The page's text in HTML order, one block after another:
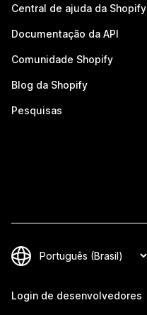
Central de ajuda da Shopify
Documentação da API
Comunidade Shopify
Blog da Shopify
Pesquisas
Login de desenvolvedores